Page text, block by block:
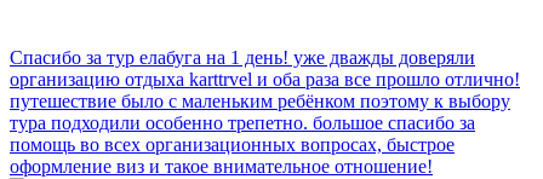
Спасибо за тур елабуга на 1 день! уже дважды доверяли
организацию отдыха karttrvel и оба раза все прошло отлично!
путешествие было с маленьким ребёнком поэтому к выбору
тура подходили особенно трепетно. большое спасибо за
помощь во всех организационных вопросах, быстрое
оформление виз и такое внимательное отношение!